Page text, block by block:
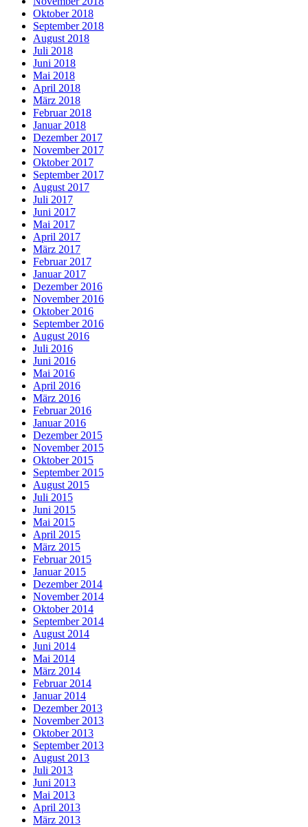
Oktober 2018
September 2018
August 2018
Juli 2018
Juni 2018
Mai 2018
April 2018
März 2018
Februar 2018
Januar 2018
Dezember 2017
November 2017
Oktober 2017
September 2017
August 2017
Juli 2017
Juni 2017
Mai 2017
April 2017
März 2017
Februar 2017
Januar 2017
Dezember 2016
November 2016
Oktober 2016
September 2016
August 2016
Juli 2016
Juni 2016
Mai 2016
April 2016
März 2016
Februar 2016
Januar 2016
Dezember 2015
November 2015
Oktober 2015
September 2015
August 2015
Juli 2015
Juni 2015
Mai 2015
April 2015
März 2015
Februar 2015
Januar 2015
Dezember 2014
November 2014
Oktober 2014
September 2014
August 2014
Juni 2014
Mai 2014
März 2014
Februar 2014
Januar 2014
Dezember 2013
November 2013
Oktober 2013
September 2013
August 2013
Juli 2013
Juni 2013
Mai 2013
April 2013
März 2013